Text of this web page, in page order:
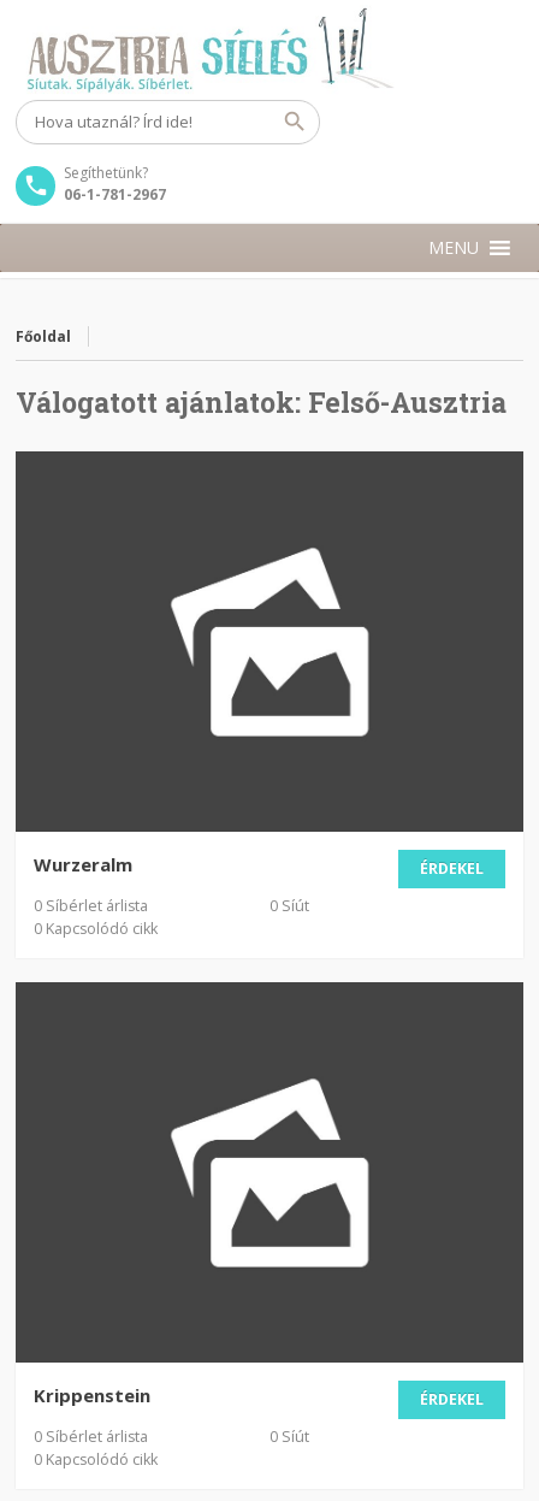
Segíthetünk?
06-1-781-2967
MENU
Főoldal
Válogatott ajánlatok: Felső-Ausztria
ÉRDEKEL
Wurzeralm
0 Síbérlet árlista
0 Síút
0 Kapcsolódó cikk
ÉRDEKEL
Krippenstein
0 Síbérlet árlista
0 Síút
0 Kapcsolódó cikk